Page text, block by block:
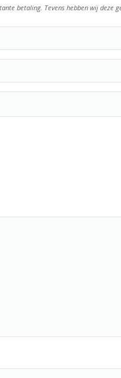
betaling. Tevens hebben wij deze